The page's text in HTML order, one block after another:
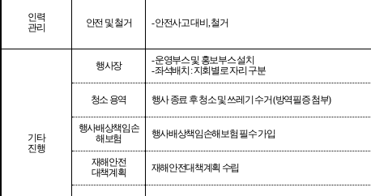
인력
관리
안전 및 철거 -안전사고 대비 ,철거
기타
진행
행사장 -운영부스 및 홍보부스 설치
-좌석배치 :지회별로 자리 구분
청소 용역 행사 종료 후 청소 및 쓰레기 수거(방역필증 첨부)
행사배상책임손
해보험
행사배상책임손해보험 필수 가입
재해안전
대책계획
재해안전대책계획 수립